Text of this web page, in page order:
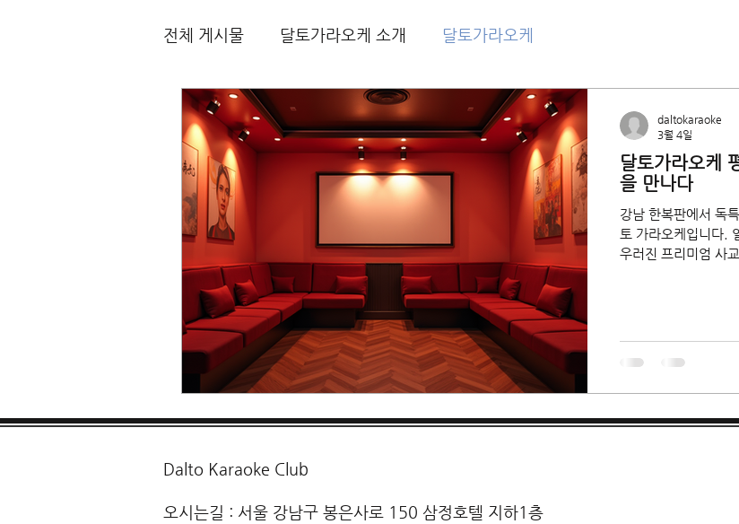
전체 게시물 달토가라오케 소개 달토가라오케
달토가라오케
을 만나다
강남 한복판에서 독
토 가라오케입니다.
우러진 프리미엄 사
라면 누구나 만족할 만한 공간이에
성되어 있어, 노래할
께 오붓한 시간을 보내기에 딱 좋죠.
daltokaraoke
3월 4일
Dalto Karaoke Club
오시는길 : 서울 강남구 봉은사로 150 삼정호텔 지하1층